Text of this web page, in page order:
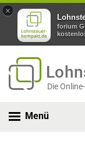
×
forium
Die
Menü